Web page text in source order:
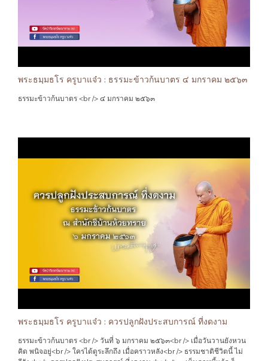
พระธมฺมธโร ครูบาแจ๋ว : ธรรมะข้าวก้นบาตร ๔ มกราคม ๒๕๖๓
ธรรมะข้าวก้นบาตร <br /> ๔ มกราคม ๒๕๖๓
พระธมฺมธโร ครูบาแจ๋ว : ควรปลูกฝังประสบการณ์ ที่งดงาม
ธรรมะข้าวก้นบาตร <br /> วันที่ ๖ มกราคม ๒๕๖๓<br /> เมื่อวันวานยังหวน
คิด พนิจอยู่<br /> ใครได้ดูระลึกถึง เมื่อคราวหลัง<br /> ธรรมชาติชีวิตนี้ ไม่